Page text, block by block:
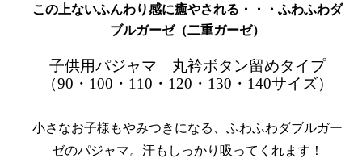
この上ないふんわり感に癒やされる・・・ふわふわダ
ブルガーゼ（二重ガーゼ）
子供用パジャマ 丸衿ボタン留めタイプ
（90・100・110・120・130・140サイズ）
小さなお子様もやみつきになる、ふわふわダブルガー
ゼのパジャマ。汗もしっかり吸ってくれます！